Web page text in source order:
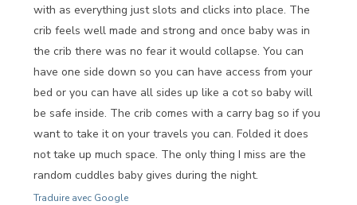
with as everything just slots and clicks into place. The
crib feels well made and strong and once baby was in
the crib there was no fear it would collapse. You can
have one side down so you can have access from your
bed or you can have all sides up like a cot so baby will
be safe inside. The crib comes with a carry bag so if you
want to take it on your travels you can. Folded it does
not take up much space. The only thing I miss are the
random cuddles baby gives during the night.
Traduire avec Google